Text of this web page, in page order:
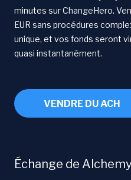
minutes sur ChangeHero.
EUR sans procédures
unique, et vos fonds seront
quasi instantanément.
VENDRE DU ACH
Échange de